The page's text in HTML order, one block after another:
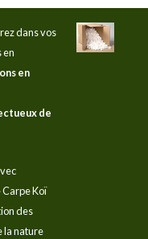
dans vos
en
en
de
Carpe Koï
des
la nature